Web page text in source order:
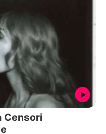
Censori